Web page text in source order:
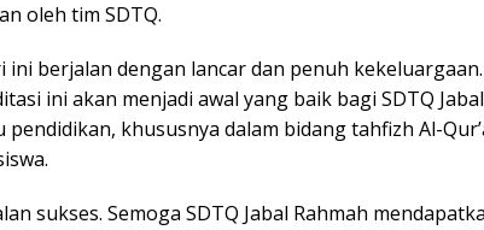
oleh tim SDTQ.
ini berjalan dengan lancar dan penuh kekeluargaan.
ini akan menjadi awal yang baik bagi SDTQ Jabal
khususnya dalam bidang tahfizh Al-
sukses. Semoga SDTQ Jabal Rahmah